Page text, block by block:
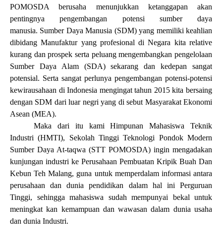
POMOSDA berusaha menunjukkan ketanggapan akan
pentingnya pengembangan potensi sumber daya
manusia. Sumber Daya Manusia (SDM) yang memiliki keahlian
dibidang Manufaktur yang profesional di Negara kita relative
kurang dan prospek serta peluang mengembangkan pengelolaan
Sumber Daya Alam (SDA) sekarang dan kedepan sangat
potensial. Serta sangat perlunya pengembangan potensi-potensi
kewirausahaan di Indonesia mengingat tahun 2015 kita bersaing
dengan SDM dari luar negri yang di sebut Masyarakat Ekonomi
Asean (MEA).
Maka dari itu kami Himpunan Mahasiswa Teknik
Industri (HMTI), Sekolah Tinggi Teknologi Pondok Modern
Sumber Daya At-taqwa (STT POMOSDA) ingin mengadakan
kunjungan industri ke Perusahaan Pembuatan Kripik Buah Dan
Kebun Teh Malang, guna untuk memperdalam informasi antara
perusahaan dan dunia pendidikan dalam hal ini Perguruan
Tinggi, sehingga mahasiswa sudah mempunyai bekal untuk
meningkat kan kemampuan dan wawasan dalam dunia usaha
dan dunia Industri.